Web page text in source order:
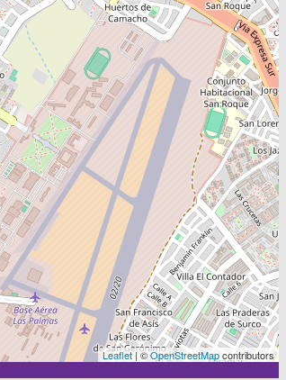
Leaflet| ©OpenStreetMapcontributors